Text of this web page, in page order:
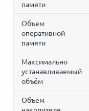
памяти
Объем
оперативной
памяти
Максимально
устанавливаемый
объём
Объем